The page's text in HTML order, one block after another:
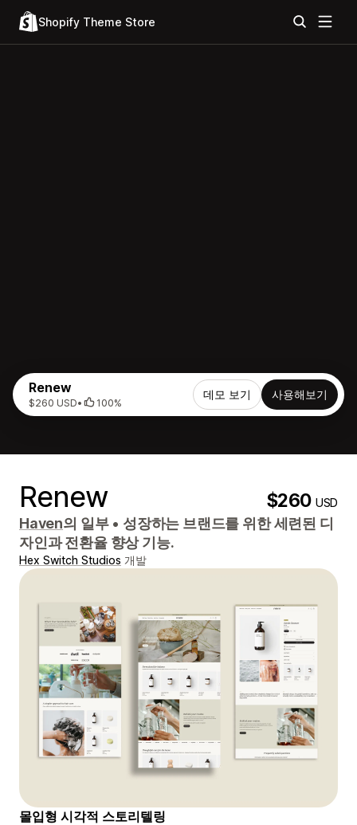
Shopify Theme Store
Renew
$260 USD• 100%
데모 보기 사용해보기
Renew $260USD
Haven의 일부 • 성장하는 브랜드를 위한 세련된 디
자인과 전환율 향상 기능.
Hex Switch Studios 개발
몰입형 시각적 스토리텔링